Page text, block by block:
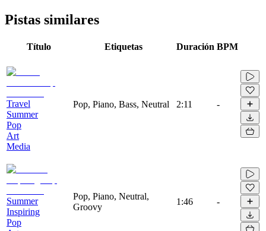
Pistas similares
Título Etiquetas Duración BPM
Travel
Summer
Pop
Art
Media
Pop, Piano, Bass, Neutral 2:11 -
Summer
Inspiring
Pop
Pop, Piano, Neutral,
Groovy
1:46 -